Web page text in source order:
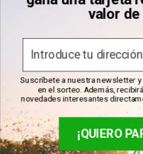
Biltwell Guantes de moto de
trabajo
Precio
de
venta
€69,95
En stock
valor
Suscríbete a nuestra newsletter
en el sorteo. Además,
novedades interesantes
¡QUIERO